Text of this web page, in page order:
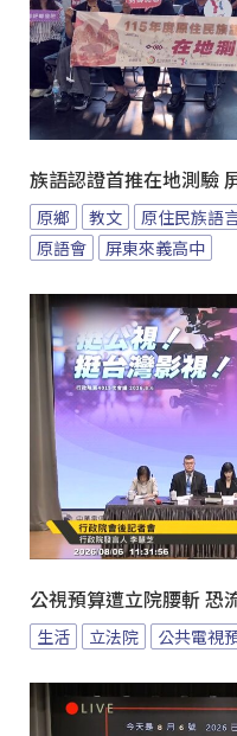
族語認證首推在地測驗
原鄉 教文 原住民族語
原語會
屏東來義高中
公視預算遭立院腰斬 恐
生活 立法院 公共電視